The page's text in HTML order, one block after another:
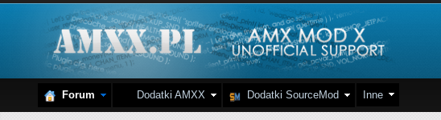
Forum Dodatki AMXX Dodatki SourceMod Inne